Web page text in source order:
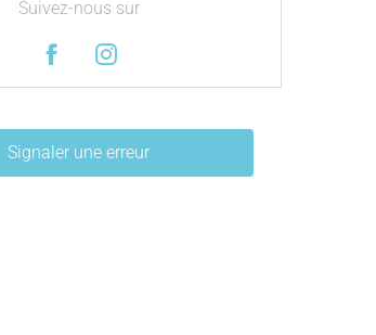
Suivez-nous sur
Signaler une erreur